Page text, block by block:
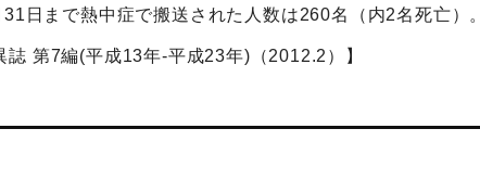
日まで熱中症で搬送された人数は260名（内2名死亡）。
誌 第7編(平成13年-平成23年)（2012.2）】